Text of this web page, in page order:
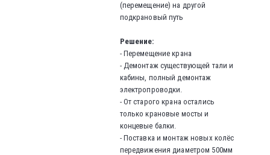
(перемещение) на другой
подкрановый путь
Решение:
- Перемещение крана
- Демонтаж существующей тали и
кабины, полный демонтаж
электропроводки.
- От старого крана остались
только крановые мосты и
концевые балки.
- Поставка и монтаж новых колёс
передвижения диаметром 500мм